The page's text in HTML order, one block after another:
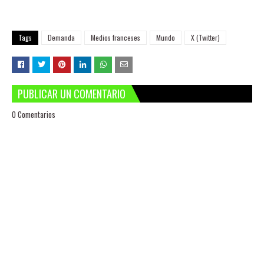
Tags Demanda Medios franceses Mundo X (Twitter)
PUBLICAR UN COMENTARIO
0 Comentarios